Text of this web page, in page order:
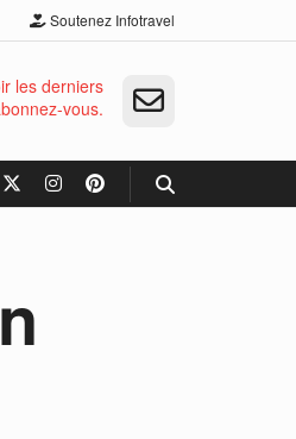
Soutenez Infotravel
les derniers
vous.